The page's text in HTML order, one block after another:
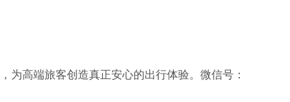
高端旅客创造真正安心的出行体验。微信号：